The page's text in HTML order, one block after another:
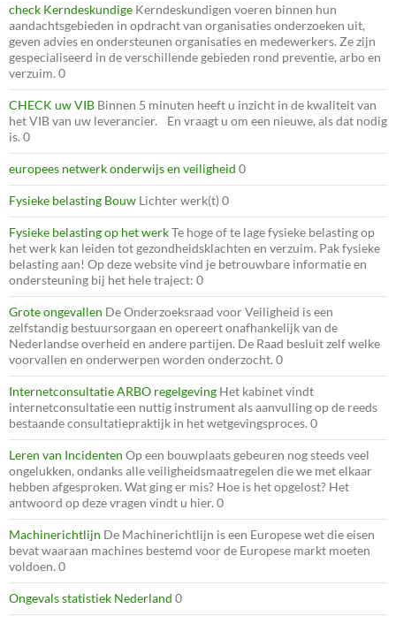
check Kerndeskundige Kerndeskundigen voeren binnen hun
aandachtsgebieden in opdracht van organisaties onderzoeken uit,
geven advies en ondersteunen organisaties en medewerkers. Ze zijn
gespecialiseerd in de verschillende gebieden rond preventie, arbo en
verzuim. 0
CHECK uw VIB Binnen 5 minuten heeft u inzicht in de kwaliteit van
het VIB van uw leverancier. En vraagt u om een nieuwe, als dat nodig
is. 0
europees netwerk onderwijs en veiligheid 0
Fysieke belasting Bouw Lichter werk(t) 0
Fysieke belasting op het werkTe hoge of te lage fysieke belasting op
het werk kan leiden tot gezondheidsklachten en verzuim. Pak fysieke
belasting aan! Op deze website vind je betrouwbare informatie en
ondersteuning bij het hele traject: 0
Grote ongevallen De Onderzoeksraad voor Veiligheid is een
zelfstandig bestuursorgaan en opereert onafhankelijk van de
Nederlandse overheid en andere partijen. De Raad besluit zelf welke
voorvallen en onderwerpen worden onderzocht. 0
Internetconsultatie ARBO regelgeving Het kabinet vindt
internetconsultatie een nuttig instrument als aanvulling op de reeds
bestaande consultatiepraktijk in het wetgevingsproces. 0
Leren van Incidenten Op een bouwplaats gebeuren nog steeds veel
ongelukken, ondanks alle veiligheidsmaatregelen die we met elkaar
hebben afgesproken. Wat ging er mis? Hoe is het opgelost? Het
antwoord op deze vragen vindt u hier. 0
Machinerichtlijn De Machinerichtlijn is een Europese wet die eisen
bevat waaraan machines bestemd voor de Europese markt moeten
voldoen. 0
Ongevals statistiek Nederland 0